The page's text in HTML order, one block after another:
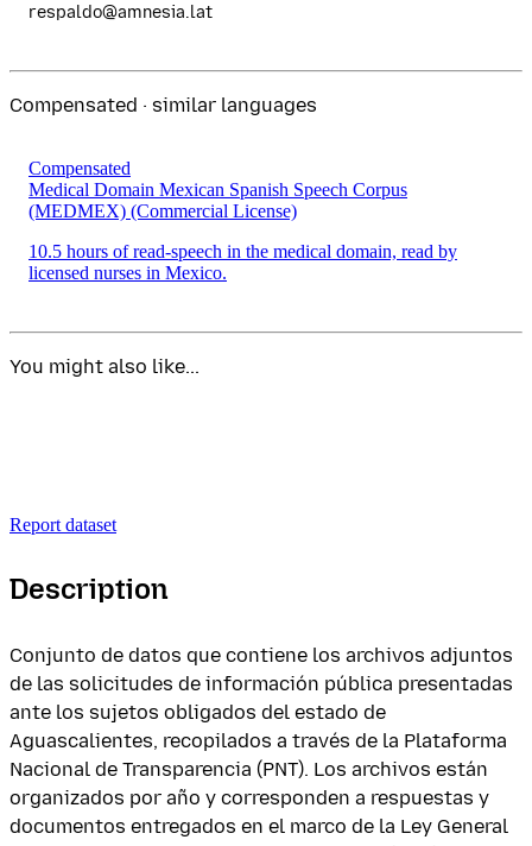
respaldo@amnesia.lat
Compensated · similar languages
Compensated
Medical Domain Mexican Spanish Speech Corpus
(MEDMEX) (Commercial License)
10.5 hours of read-speech in the medical domain, read by
licensed nurses in Mexico.
You might also like...
Report dataset
Description
Conjunto de datos que contiene los archivos adjuntos
de las solicitudes de información pública presentadas
ante los sujetos obligados del estado de
Aguascalientes, recopilados a través de la Plataforma
Nacional de Transparencia (PNT). Los archivos están
organizados por año y corresponden a respuestas y
documentos entregados en el marco de la Ley General